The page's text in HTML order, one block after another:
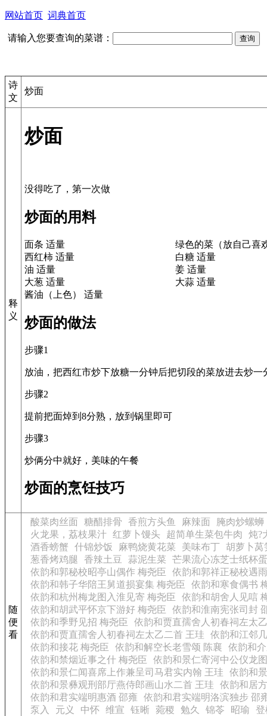
网站首页 词典首页
请输入您要查询的菜谱：
诗
文
炒面
释
义
炒面
炒面的用料
面条 适量
绿色的菜（放自己喜
西红柿 适量
白糖 适量
油 适量
姜 适量
大葱 适量
大蒜 适量
酱油（上色） 适量
炒面的做法
步骤1
放油，把西红市炒下放糖一分钟后把切段的菜放进去炒一
步骤2
提前把面焯到8分熟，放到锅里即可
步骤3
炒俩分中就好，美味的午餐
炒面的烹饪技巧
随
便
看
酸菜肉丝面 糖醋排骨 香煎方头鱼 麻辣面
腌肉炒螺蛳
火龙果，荔枝果汁 红萝卜馒头 超简单生菜包牛肉
炖?
酒香螃蟹
什锦炒饭 麻鸭烧黄花菜 美味布丁 胡萝卜莴
葱香烤鸡腿
香辣土豆 蒜泥生菜
芒果流心冻芝士纸杯
依韵和郭秘校昭亭山偶作 梅尧臣
依韵和郭祥正秘校遇
依韵和韩子华陪王舅道损宴集 梅尧臣
依韵和寒食偶书
依韵和杭州梅龙图入淮见寄 梅尧臣
依韵和胡舍人见唁
依韵和胡武平怀京下游好 梅尧臣
依韵和淮南宪张司封
依韵和季野见招 梅尧臣
依韵和贾直孺舍人初春祠左太
依韵和贾直孺舍人初春祠左太乙二首 王珪
依韵和江邻
依韵和接花 梅尧臣
依韵和解空长老雪颂 陈襄
依韵和
依韵和禁烟近事之什 梅尧臣
依韵和景仁寄河中公仪龙
依韵和景仁闻喜席上作兼呈司马君实内翰 王珪
依韵和
依韵和景彝观刑部厅燕侍郎画山水二首 王珪
依韵和居
依韵和君实端明惠酒 邵雍
依韵和君实端明洛滨独步 邵
泵入
元义 中怀 维宣 钰晰 菀稷 勉久 锦苓 昭瑜
登